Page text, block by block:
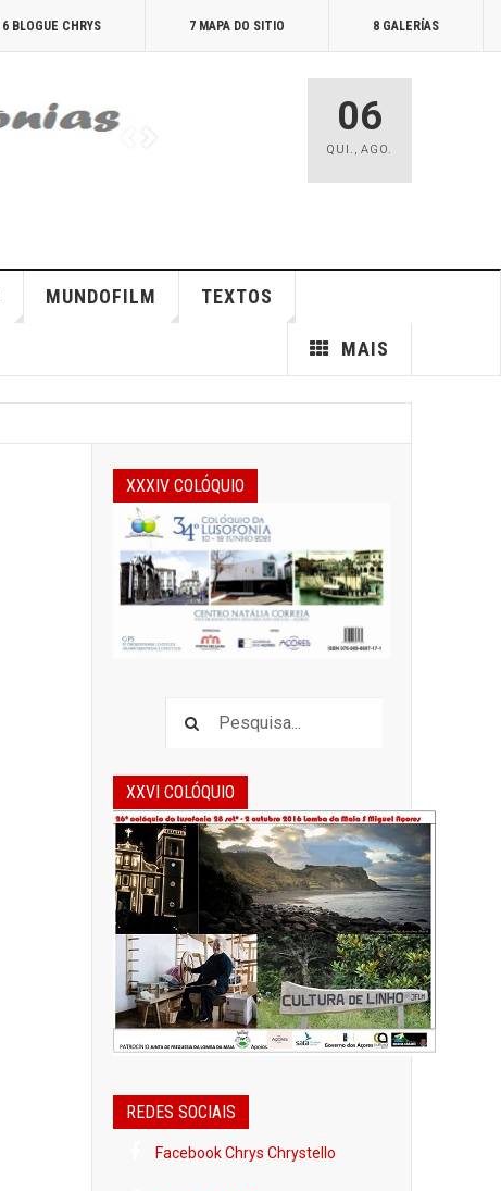
6 BLOGUE CHRYS 7 MAPA DO SITIO 8 GALERÍAS
06
QUI. ,AGO.
MUNDOFILM TEXTOS
MAIS
XXXIV COLÓQUIO
XXVI COLÓQUIO
REDES SOCIAIS
Facebook Chrys Chrystello